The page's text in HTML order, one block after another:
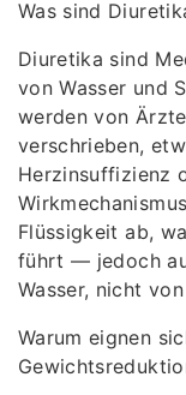
Was sind
Diuretika sind
von Wasser und
werden von
verschrieben,
Herzinsuffizienz
Flüssigkeit ab,
führt — jedoch
Wasser, nicht
Warum eignen